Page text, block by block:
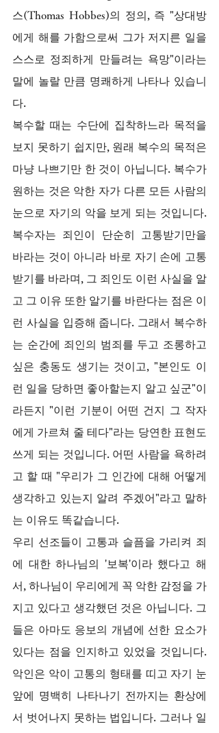
스(Thomas Hobbes)의 정의, 즉 "상대방
에게 해를 가함으로써 그가 저지른 일을
스스로 정죄하게 만들려는 욕망"이라는
말에 놀랄 만큼 명쾌하게 나타나 있습니
다.
복수할 때는 수단에 집착하느라 목적을
보지 못하기 쉽지만, 원래 복수의 목적은
마냥 나쁘기만 한 것이 아닙니다. 복수가
원하는 것은 악한 자가 다른 모든 사람의
눈으로 자기의 악을 보게 되는 것입니다.
복수자는 죄인이 단순히 고통받기만을
바라는 것이 아니라 바로 자기 손에 고통
받기를 바라며, 그 죄인도 이런 사실을 알
고 그 이유 또한 알기를 바란다는 점은 이
런 사실을 입증해 줍니다. 그래서 복수하
는 순간에 죄인의 범죄를 두고 조롱하고
싶은 충동도 생기는 것이고, "본인도 이
런 일을 당하면 좋아할는지 알고 싶군"이
라든지 "이런 기분이 어떤 건지 그 작자
에게 가르쳐 줄 테다"라는 당연한 표현도
쓰게 되는 것입니다. 어떤 사람을 욕하려
고 할 때 "우리가 그 인간에 대해 어떻게
생각하고 있는지 알려 주겠어"라고 말하
는 이유도 똑같습니다.
우리 선조들이 고통과 슬픔을 가리켜 죄
에 대한 하나님의 '보복'이라 했다고 해
서, 하나님이 우리에게 꼭 악한 감정을 가
지고 있다고 생각했던 것은 아닙니다. 그
들은 아마도 응보의 개념에 선한 요소가
있다는 점을 인지하고 있었을 것입니다.
악인은 악이 고통의 형태를 띠고 자기 눈
앞에 명백히 나타나기 전까지는 환상에
서 벗어나지 못하는 법입니다. 그러나 일